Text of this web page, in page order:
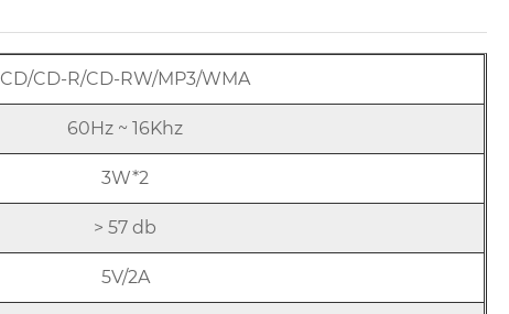
CD/CD-R/CD-RW/MP3/WMA
60Hz ~ 16Khz
3W*2
> 57 db
5V/2A